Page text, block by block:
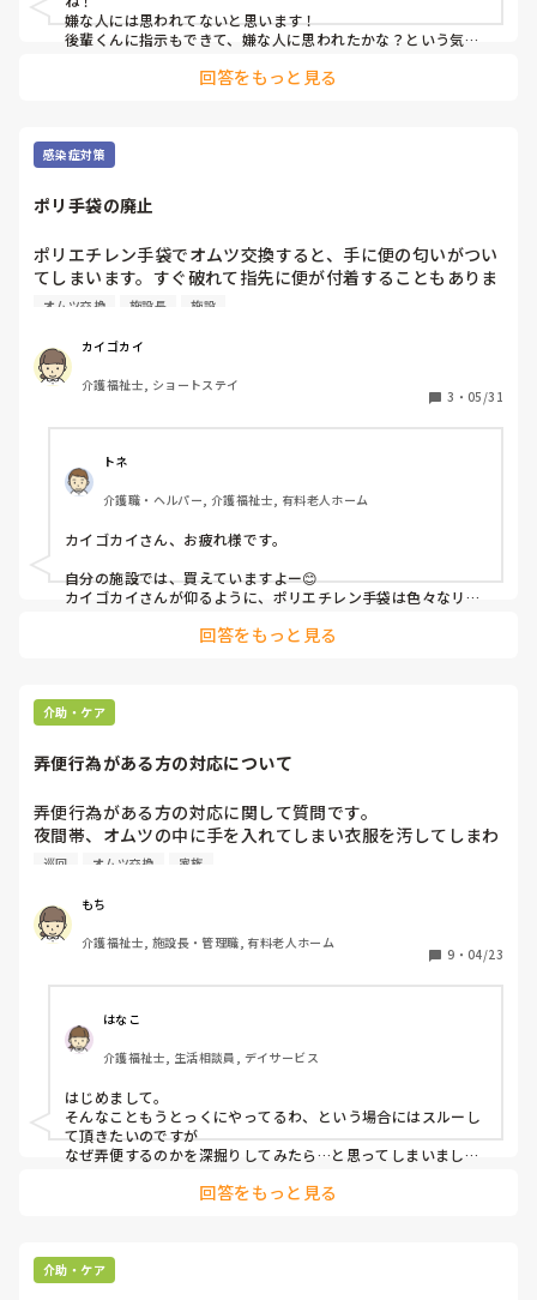
リハビリスタッフよりもできちゃうから、いつもと違ってテ
キパキ動いちゃう。
嫌な人には思われてないと思います！
後輩くんに指示もできて、嫌な人に思われたかな？という気遣
穏やかに仕事できそうですね。
回答をもっと見る
感染症対策
ポリ手袋の廃止
ポリエチレン手袋でオムツ交換すると、手に便の匂いがつい
てしまいます。すぐ破れて指先に便が付着することもありま
す。
施設長は今後はプラ手袋は購入できないというので仕方ない
と言いますが、そこら辺のホームセンターでも売ってるの
オムツ交換 施設長 施設
カイゴカイ
介護福祉士, ショートステイ
3 ・ 05/31
トネ
介護職・ヘルパー, 介護福祉士, 有料老人ホーム
カイゴカイさん、お疲れ様です。
自分の施設では、買えていますよー😊
カイゴカイさんが仰るように、ポリエチレン手袋は色々なリス
回答をもっと見る
介助・ケア
弄便行為がある方の対応について
弄便行為がある方の対応に関して質問です。
夜間帯、オムツの中に手を入れてしまい衣服を汚してしまわ
れたり、酷い時は口にしてしまいます。
けたり等行いましたがあまり効果が得られませんでした。
家族様は拘束して構わないと仰っていますが、、
上記の他に拘束に当たらない対応策等あれば共有頂きたいで
す。
巡回 オムツ交換 家族
もち
介護福祉士, 施設長・管理職, 有料老人ホーム
9 ・ 04/23
はなこ
介護福祉士, 生活相談員, デイサービス
はじめまして。
そんなこともうとっくにやってるわ、という場合にはスルーし
て頂きたいのですが
なぜ弄便するのかを深掘りしてみたら…と思ってしまいまし
弄便は毎回でしょうか、決まったタイミングでしょうか、それ
そのときの本人のご様子はどうでしょうか、お話はできるレベ
ルでしょうか、
回答をもっと見る
介助・ケア